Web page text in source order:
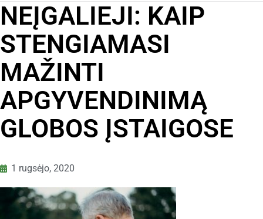
NEĮGALIEJI: KAIP
STENGIAMASI
MAŽINTI
APGYVENDINIMĄ
GLOBOS ĮSTAIGOSE
1 rugsėjo, 2020